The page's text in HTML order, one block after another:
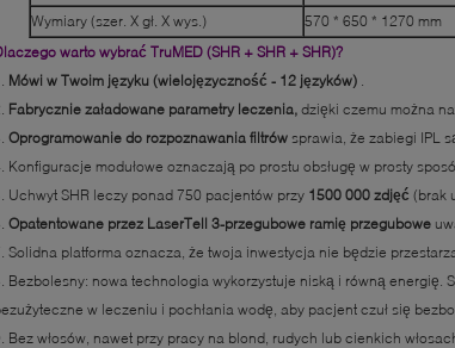
Wymiary (szer. X gł. X wys.)
570 * 650 * 1270 mm
warto wybrać TruMED (SHR + SHR + SHR)?
Mówi w Twoim języku (wielojęzyczność - 12 języków) .
Fabrycznie załadowane parametry leczenia, dzięki czemu można
Oprogramowanie do rozpoznawania filtrów sprawia, że ​​zabiegi IPL
Konfiguracje modułowe oznaczają po prostu obsługę w prosty
Uchwyt SHR leczy ponad 750 pacjentów przy 1500 000 zdjęć (brak
Opatentowane przez LaserTell 3-przegubowe ramię przegubowe
Solidna platforma oznacza, że ​​twoja inwestycja nie będzie
Bezbolesny: nowa technologia wykorzystuje niską i równą energię.
w leczeniu i pochłania wodę, aby pacjent czuł się
Bez włosów, nawet przy pracy na blond, rudych lub cienkich